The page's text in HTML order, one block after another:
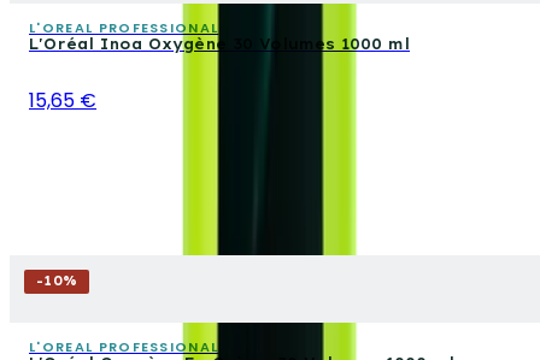
L'OREAL PROFESSIONAL
L'Oréal Inoa Oxygène 30 Volumes 1000 ml
15,65 €
-10%
L'OREAL PROFESSIONAL